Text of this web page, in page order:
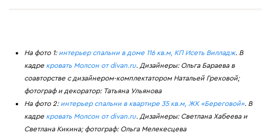
На фото 1: интерьер спальни в доме 116 кв.м, КП Исеть Вилладж. В
кадре кровать Молсон от divan.ru. Дизайнеры: Ольга Бараева в
соавторстве с дизайнером-комплектатором Натальей Греховой;
фотограф и декоратор: Татьяна Ульянова
На фото 2: интерьер спальни в квартире 35 кв.м, ЖК «Береговой». В
кадре кровать Молсон от divan.ru. Дизайнеры: Светлана Хабеева и
Светлана Кикина; фотограф: Ольга Мелекесцева